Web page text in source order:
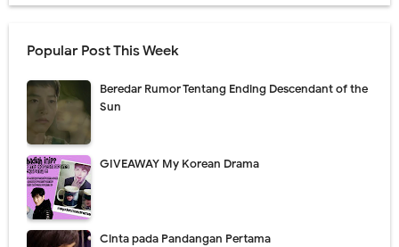
Popular Post This Week
Beredar Rumor Tentang Ending Descendant of the
Sun
GIVEAWAY My Korean Drama
Cinta pada Pandangan Pertama